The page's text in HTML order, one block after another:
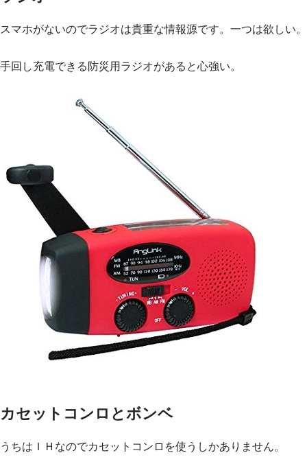
スマホがないのでラジオは貴重な情報源です。一つは欲しい。
手回し充電できる防災用ラジオがあると心強い。
カセットコンロとボンベ
うちはＩＨなのでカセットコンロを使うしかありません。